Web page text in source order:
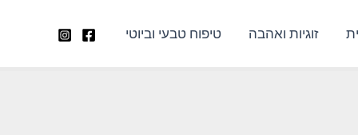
זוגיות ואהבה טיפוח טבעי וביוטי